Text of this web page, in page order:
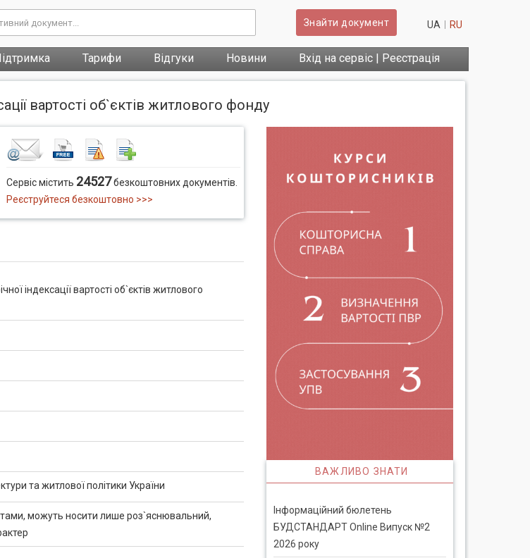
Знайти документ UA RU
Тарифи Відгуки Новини Вхід на сервіс | Реєстрація
вартості об`єктів житлового фонду
Сервіс містить 24527безкоштовних документів.
Реєструйтеся безкоштовно >>>
індексації вартості об`єктів житлового
та житлової політики України
можуть носити лише роз`яснювальний,
ВАЖЛИВО ЗНАТИ
Інформаційний бюлетень
БУДСТАНДАРТ Online Випуск №2
2026 року